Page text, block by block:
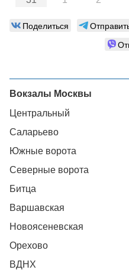
Поделиться
Вокзалы Москвы
Центральный
Саларьево
Южные ворота
Северные ворота
Битца
Варшавская
Новоясеневская
Орехово
ВДНХ